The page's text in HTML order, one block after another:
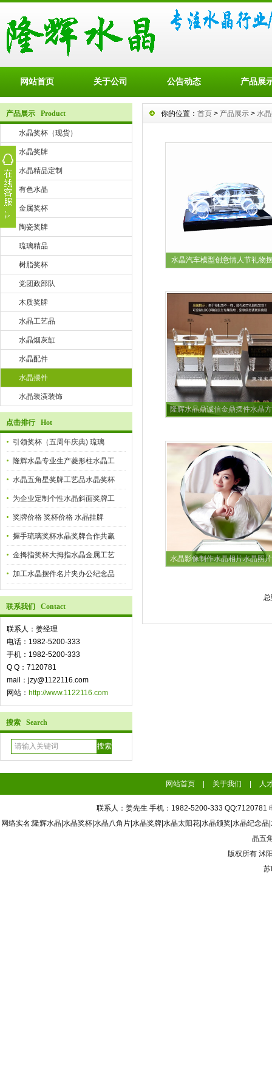
网站首页 关于公司 公告动态 产品展
产品展示 Product
水晶奖杯（现货）
水晶奖牌
水晶精品定制
有色水晶
金属奖杯
陶瓷奖牌
琉璃精品
树脂奖杯
党团政部队
木质奖牌
水晶工艺品
水晶烟灰缸
水晶配件
水晶摆件
水晶装潢装饰
点击排行 Hot
引领奖杯（五周年庆典) 琉璃
隆辉水晶专业生产菱形柱水晶工
水晶五角星奖牌工艺品水晶奖杯
为企业定制个性水晶斜面奖牌工
奖牌价格 奖杯价格 水晶挂牌
握手琉璃奖杯水晶奖牌合作共赢
金拇指奖杯大拇指水晶金属工艺
加工水晶摆件名片夹办公纪念品
联系我们 Contact
联系人：姜经理
电话：1982-5200-333
手机：1982-5200-333
Q Q：7120781
mail：jzy@1122116.com
网站： http://www.1122116.com
搜索 Search
你的位置： 首页 > 产品展示 > 水
水晶汽车模型创意情人节礼物
隆辉水晶鼎诚信金鼎摆件水晶
水晶影像制作水晶相片水晶照
网站首页 关于我们 人
联系人：姜先生 手机：1982-5200-333 QQ:7120781
网络实名:隆辉水晶|水晶奖杯|水晶八角片|水晶奖牌|水晶太阳花|水晶颁奖|水晶纪念
晶五
版权所有 沭